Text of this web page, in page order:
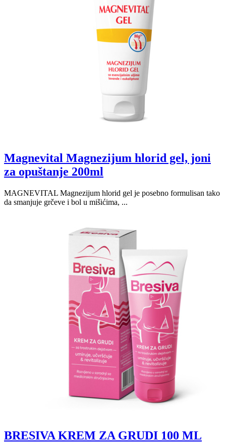
Magnevital Magnezijum hlorid gel, joni
za opuštanje 200ml
MAGNEVITAL Magnezijum hlorid gel je posebno formulisan tako
da smanjuje grčeve i bol u mišićima, ...
BRESIVA KREM ZA GRUDI 100 ML